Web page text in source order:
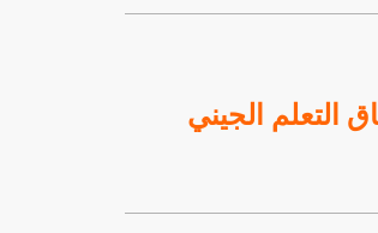
التعلم الجيني